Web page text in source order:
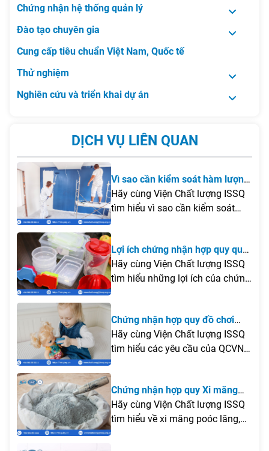
Chứng nhận hệ thống quản lý
Đào tạo chuyên gia
Cung cấp tiêu chuẩn Việt Nam, Quốc tế
Thử nghiệm
Nghiên cứu và triển khai dự án
DỊCH VỤ LIÊN QUAN
Vì sao cần kiểm soát hàm lượng
chì trong sơn?
Hãy cùng Viện Chất lượng ISSQ
tìm hiểu vì sao cần kiểm soát
hàm lượng chì trong sơn, những
lợi ích của việc tuân thủ quy định
và các giải pháp giúp doanh
nghiệp nâng cao chất lượng sản
phẩm trước khi đưa ra thị trường.
Lợi ích chứng nhận hợp quy quy
bao bì, dụng cụ nhựa theo QCVN
12-1:2011/BYT
Hãy cùng Viện Chất lượng ISSQ
tìm hiểu những lợi ích của chứng
nhận hợp quy bao bì, dụng cụ
nhựa theo QCVN 12-1:2011/BYT
trong bài viết dưới đây.
Chứng nhận hợp quy đồ chơi
búp bê dành cho trẻ em theo
QCVN 3
Hãy cùng Viện Chất lượng ISSQ
tìm hiểu các yêu cầu của QCVN
3:2019/BKHCN cũng như lợi ích
của hoạt động chứng nhận hợp
quy đối với đồ chơi búp bê dành
cho trẻ em trong bài viết dưới
đây.
Chứng nhận hợp quy Xi măng
poóc lăng theo QCVN 16
Hãy cùng Viện Chất lượng ISSQ
tìm hiểu về xi măng poóc lăng,
các yêu cầu của QCVN